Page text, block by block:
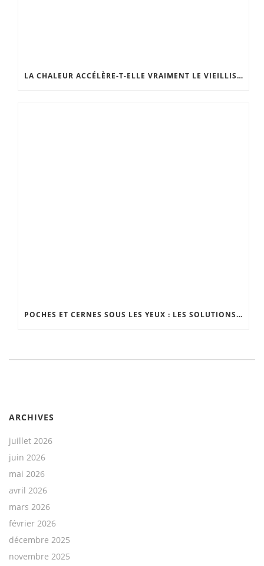
LA CHALEUR ACCÉLÈRE-T-ELLE VRAIMENT LE VIEILLISSEMENT DE LA PEAU ?
POCHES ET CERNES SOUS LES YEUX : LES SOLUTIONS EFFICACES
ARCHIVES
juillet 2026
juin 2026
mai 2026
avril 2026
mars 2026
février 2026
décembre 2025
novembre 2025